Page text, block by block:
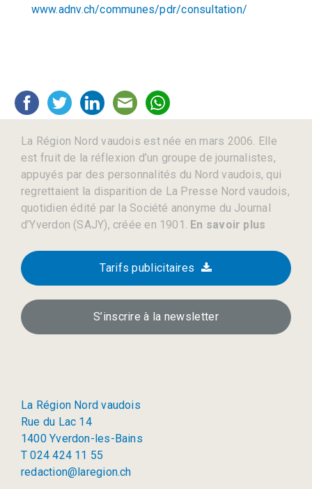
www.adnv.ch/communes/pdr/consultation/
La Région Nord vaudois est née en mars 2006. Elle
est fruit de la réflexion d’un groupe de journalistes,
appuyés par des personnalités du Nord vaudois, qui
regrettaient la disparition de La Presse Nord vaudois,
quotidien édité par la Société anonyme du Journal
d’Yverdon (SAJY), créée en 1901. En savoir plus
Tarifs publicitaires
S’inscrire à la newsletter
La Région Nord vaudois
Rue du Lac 14
1400 Yverdon-les-Bains
T 024 424 11 55
redaction@laregion.ch